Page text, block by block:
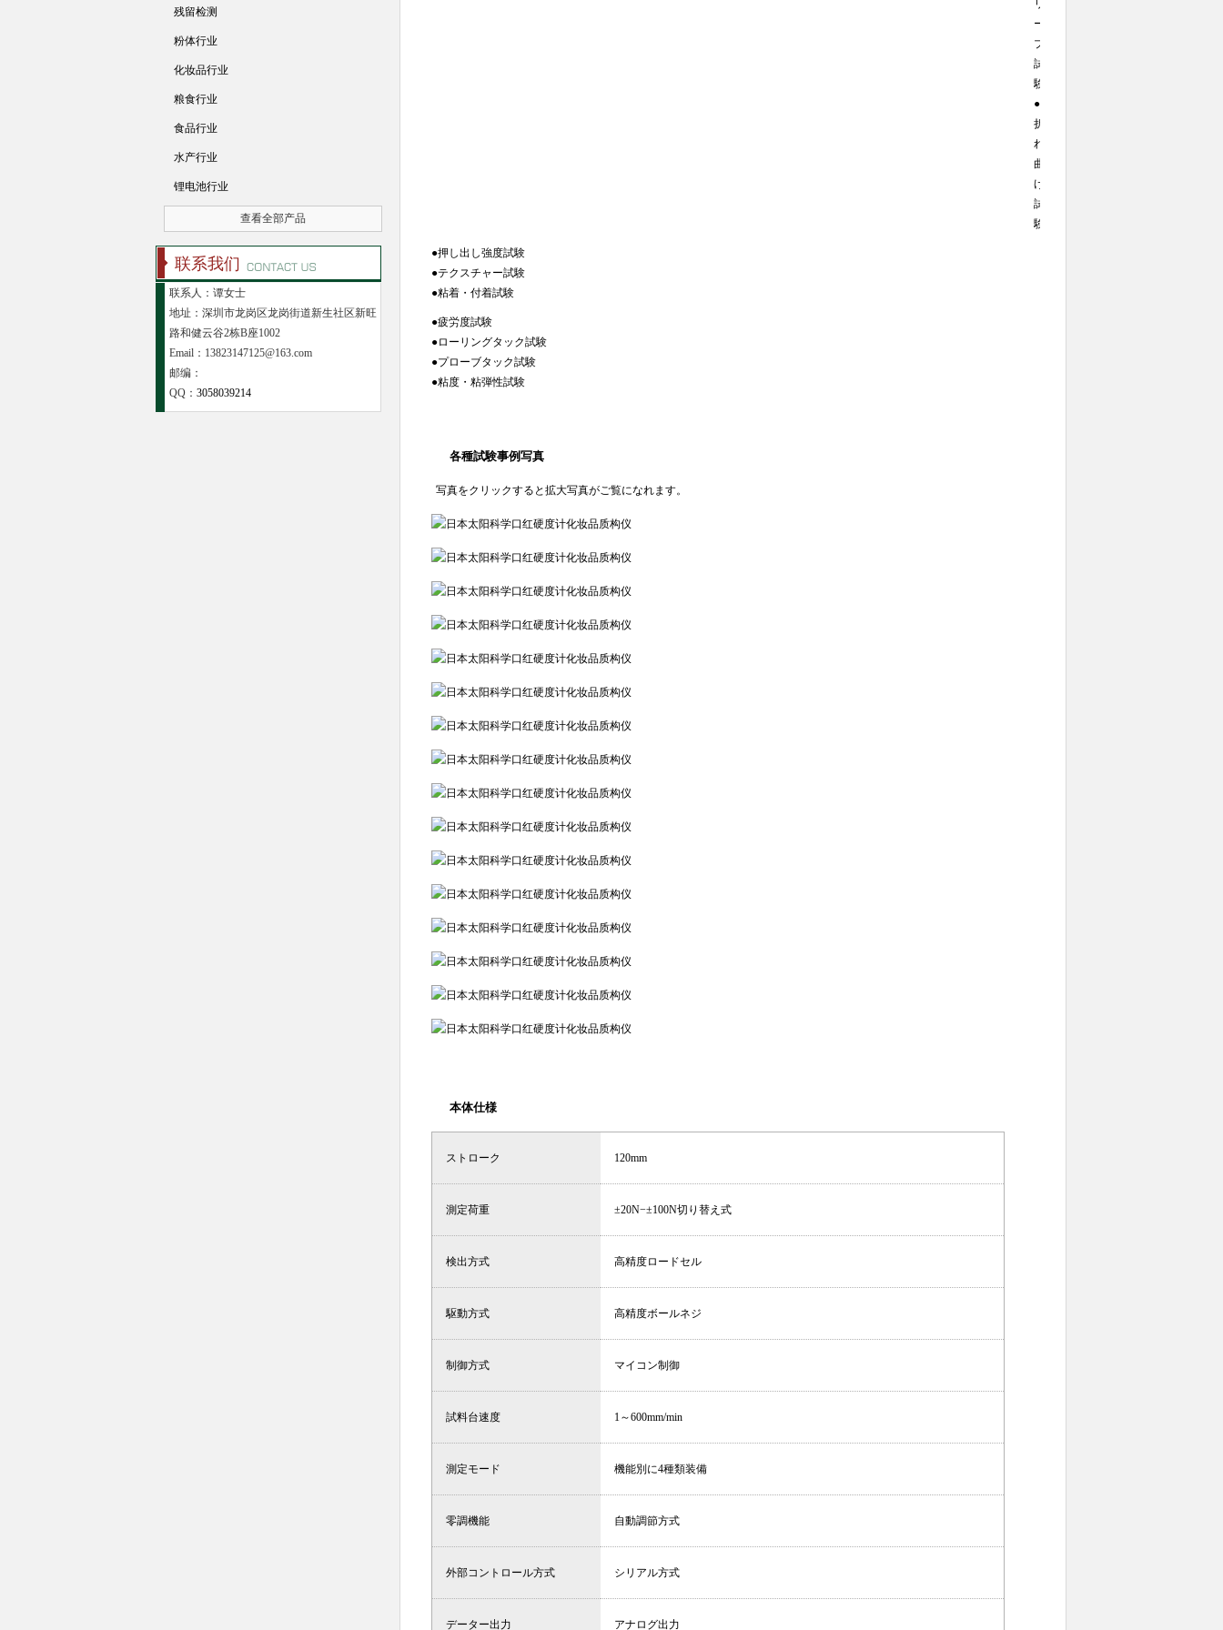
リ
ー
プ
試
験
●
折
れ
曲
げ
試
験
●押し出し強度試験
●テクスチャー試験
●粘着・付着試験
●疲労度試験
●ローリングタック試験
●プローブタック試験
●粘度・粘弾性試験
各種試験事例写真
写真をクリックすると拡大写真がご覧になれます。
本体仕様
ストローク 120mm
測定荷重 ±20N−±100N切り替え式
検出方式 高精度ロードセル
駆動方式 高精度ボールネジ
制御方式 マイコン制御
試料台速度 1～600mm/min
測定モード 機能別に4種類装備
零調機能 自動調節方式
外部コントロール方式 シリアル方式
データー出力 アナログ出力
残留检测
粉体行业
化妆品行业
粮食行业
食品行业
水产行业
锂电池行业
查看全部产品
联系我们
联系人：谭女士
地址：深圳市龙岗区龙岗街道新生社区新旺
路和健云谷2栋B座1002
Email：13823147125@163.com
邮编：
QQ： 3058039214